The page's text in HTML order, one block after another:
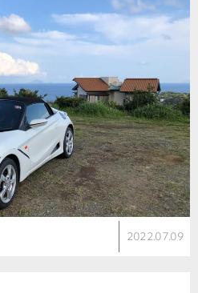
2022.07.09